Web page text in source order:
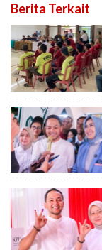
Berita Terkait